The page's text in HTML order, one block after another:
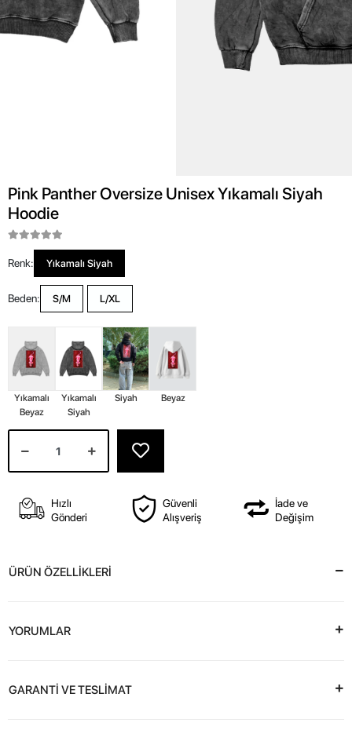
Pink Panther Oversize Unisex Yıkamalı Siyah
Hoodie
Renk: Yıkamalı Siyah
Beden: S/M L/XL
Yıkamalı
Beyaz
Yıkamalı
Siyah
Siyah Beyaz
Hızlı
Gönderi
Güvenli
Alışveriş
İade ve
Değişim
ÜRÜN ÖZELLİKLERİ
YORUMLAR
GARANTİ VE TESLİMAT